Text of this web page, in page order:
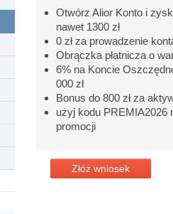
Otwórz Alior Konto i
nawet 1300 zł
0 zł za prowadzenie
Obrączka płatnicza o
6% na Koncie
000 zł
Bonus do 800 zł za
użyj kodu PREMIA2026
promocji
Złóż wniosek